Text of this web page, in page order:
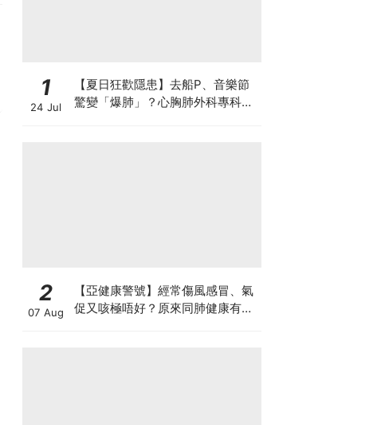
1
24 Jul
【夏日狂歡隱患】去船P、音樂節
驚變「爆肺」？心胸肺外科專科醫
2
07 Aug
【亞健康警號】經常傷風感冒、氣
促又咳極唔好？原來同肺健康有